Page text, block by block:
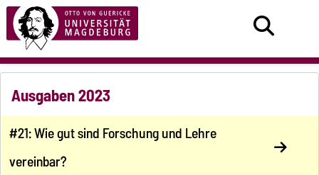
Ausgaben 2023
#21: Wie gut sind Forschung und Lehre
vereinbar?